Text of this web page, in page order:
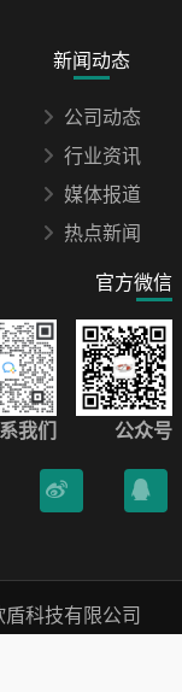
新闻动态
公司动态
行业资讯
媒体报道
热点新闻
官方微信
我们 公众号
科技有限公司